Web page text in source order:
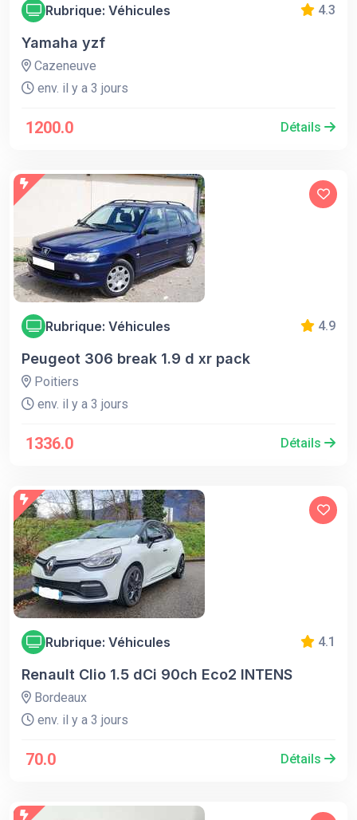
Rubrique: Véhicules 4.3
Yamaha yzf
Cazeneuve
env. il y a 3 jours
1200.0 Détails
Rubrique: Véhicules 4.9
Peugeot 306 break 1.9 d xr pack
Poitiers
env. il y a 3 jours
1336.0 Détails
Rubrique: Véhicules 4.1
Renault Clio 1.5 dCi 90ch Eco2 INTENS
Bordeaux
env. il y a 3 jours
70.0 Détails